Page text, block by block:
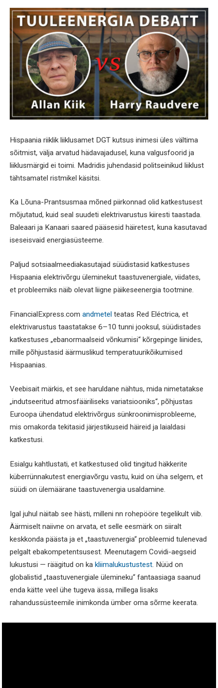
Hispaania riiklik liiklusamet DGT kutsus inimesi üles vältima
sõitmist, välja arvatud hädavajadusel, kuna valgusfoorid ja
liiklusmärgid ei toimi. Madridis juhendasid politseinikud liiklust
tähtsamatel ristmikel käsitsi.
Ka Lõuna-Prantsusmaa mõned piirkonnad olid katkestusest
mõjutatud, kuid seal suudeti elektrivarustus kiiresti taastada.
Baleaari ja Kanaari saared pääsesid häiretest, kuna kasutavad
iseseisvaid energiasüsteeme.
Paljud sotsiaalmeediakasutajad süüdistasid katkestuses
Hispaania elektrivõrgu üleminekut taastuvenergiale, viidates,
et probleemiks näib olevat liigne päikeseenergia tootmine.
FinancialExpress.com andmetel teatas Red Eléctrica, et
elektrivarustus taastatakse 6–10 tunni jooksul, süüdistades
katkestuses „ebanormaalseid võnkumisi“ kõrgepinge liinides,
mille põhjustasid äärmuslikud temperatuurikõikumised
Hispaanias.
Veebisait märkis, et see haruldane nähtus, mida nimetatakse
„indutseeritud atmosfääriliseks variatsiooniks“, põhjustas
Euroopa ühendatud elektrivõrgus sünkroonimisprobleeme,
mis omakorda tekitasid järjestikuseid häireid ja laialdasi
katkestusi.
Esialgu kahtlustati, et katkestused olid tingitud häkkerite
küberrünnakutest energiavõrgu vastu, kuid on üha selgem, et
süüdi on ülemäärane taastuvenergia usaldamine.
Igal juhul näitab see hästi, milleni nn rohepööre tegelikult viib.
Äärmiselt naiivne on arvata, et selle eesmärk on siiralt
keskkonda päästa ja et „taastuvenergia“ probleemid tulenevad
pelgalt ebakompetentsusest. Meenutagem Covidi-aegseid
lukustusi — räägitud on ka kliimalukustustest. Nüüd on
globalistid „taastuvenergiale ülemineku“ fantaasiaga saanud
enda kätte veel ühe tugeva ässa, millega lisaks
rahandussüsteemile inimkonda ümber oma sõrme keerata.